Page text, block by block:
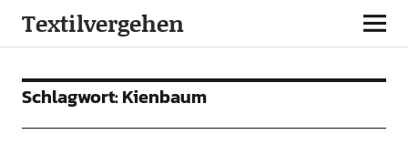
Textilvergehen
Schlagwort:Kienbaum